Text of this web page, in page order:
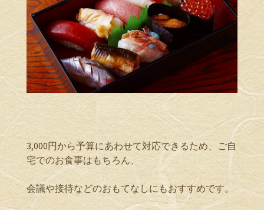
3,000円から予算にあわせて対応できるため、ご自
宅でのお食事はもちろん、
会議や接待などのおもてなしにもおすすめです。